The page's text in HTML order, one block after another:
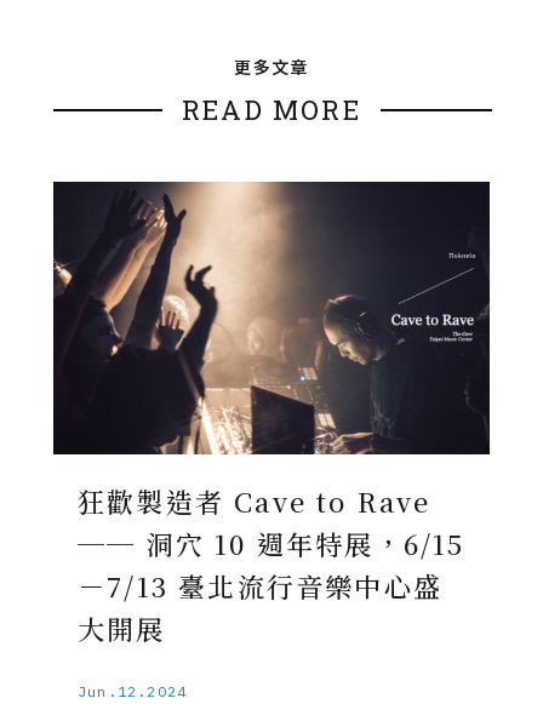
更多文章
READ MORE
狂歡製造者 Cave to Rave
── 洞穴 10 週年特展，6/15
－7/13 臺北流行音樂中心盛
大開展
Jun.12.2024